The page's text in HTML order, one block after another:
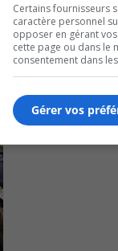
Certains fournisseurs
caractère personnel
opposer en gérant
cette page ou dans le
consentement dans
Gérer vos